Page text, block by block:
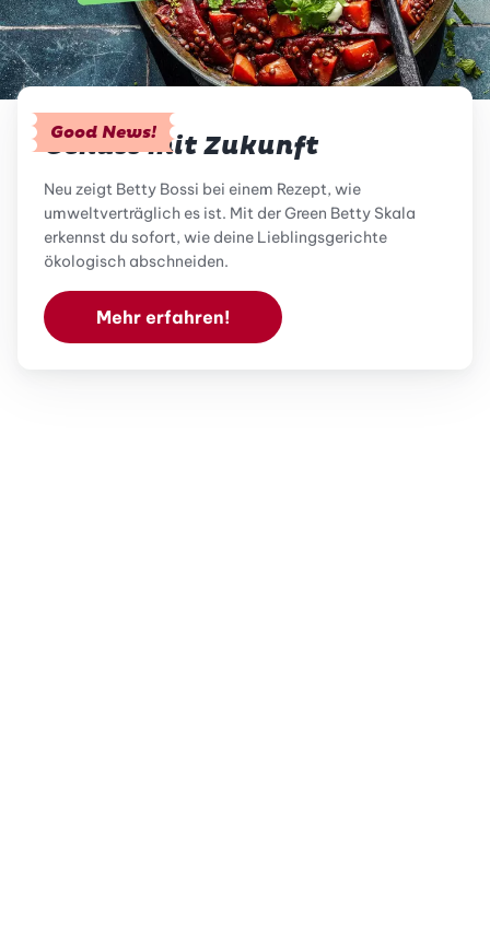
Good News!
Genuss mit Zukunft
Neu zeigt Betty Bossi bei einem Rezept, wie
umweltverträglich es ist. Mit der Green Betty Skala
erkennst du sofort, wie deine Lieblingsgerichte
ökologisch abschneiden.
Mehr erfahren!